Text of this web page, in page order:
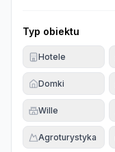
Typ obiektu
Hotele
Domki
Wille
Agroturystyka